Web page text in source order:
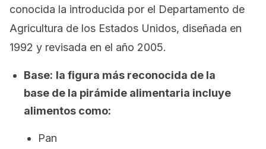
conocida la introducida por el Departamento de
Agricultura de los Estados Unidos, diseñada en
1992 y revisada en el año 2005.
Base: la figura más reconocida de la
base de la pirámide alimentaria incluye
alimentos como:
Pan